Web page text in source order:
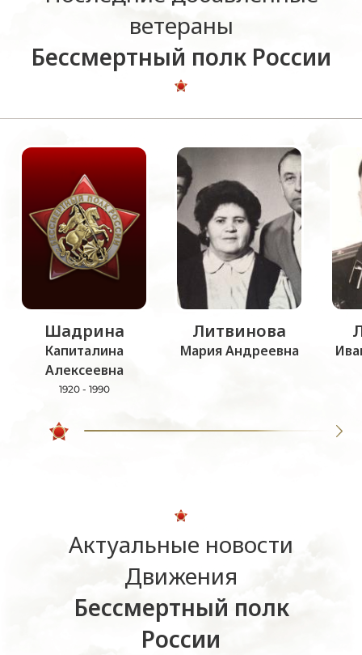
ветераны
Бессмертный полк России
Шадрина
Капиталина
Алексеевна
1920 - 1990
Литвинова
Мария Андреевна
Актуальные новости
Движения
Бессмертный полк
России